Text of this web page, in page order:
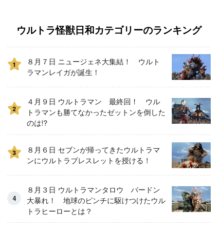
ウルトラ怪獣日和カテゴリーのランキング
1
８月７日 ニュージェネ大集結！ ウルト
ラマンレイガが誕生！
2
４月９日 ウルトラマン 最終回！ ウル
トラマンも勝てなかったゼットンを倒した
のは!?
3
８月６日 セブンが帰ってきたウルトラマ
ンにウルトラブレスレットを授ける！
８月３日 ウルトラマンタロウ バードン
大暴れ！ 地球のピンチに駆けつけたウル
トラヒーローとは？